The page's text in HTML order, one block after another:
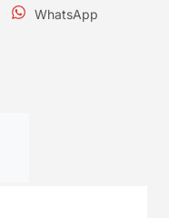
WhatsApp